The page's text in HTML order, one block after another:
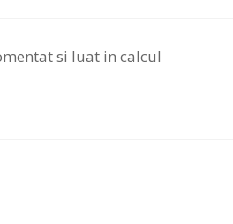
si luat in calcul